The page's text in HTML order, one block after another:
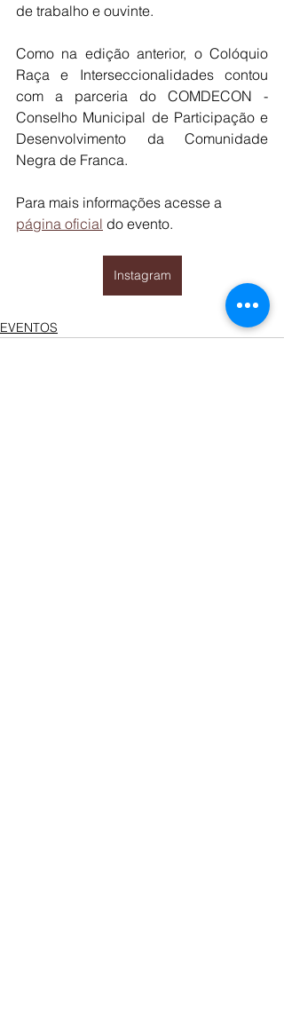
de trabalho e ouvinte.
Como na edição anterior, o Colóquio
Raça e Interseccionalidades contou
com a parceria do COMDECON -
Conselho Municipal de Participação e
Desenvolvimento da Comunidade
Negra de Franca.
Para mais informações acesse a
página oficial do evento.
Instagram
EVENTOS